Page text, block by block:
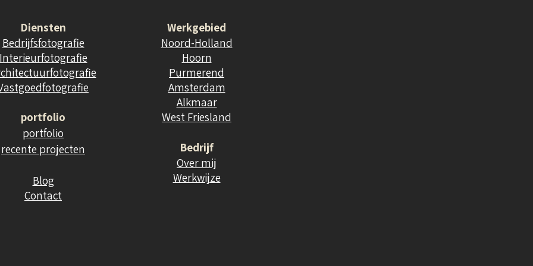
Diensten
Bedrijfsfotografie
portfolio
portfolio
recente projecten
Blog
Contact
Werkgebied
Noord-Holland
Hoorn
Purmerend
Amsterdam
Alkmaar
West Friesland
Bedrijf
Over mij
Werkwijze